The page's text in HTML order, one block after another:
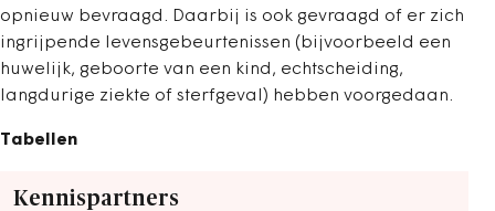
opnieuw bevraagd. Daarbij is ook gevraagd of er zich
ingrijpende levensgebeurtenissen (bijvoorbeeld een
huwelijk, geboorte van een kind, echtscheiding,
langdurige ziekte of sterfgeval) hebben voorgedaan.
Tabellen
Kennispartners